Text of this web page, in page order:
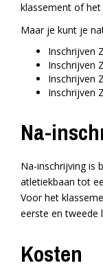
klassement of
Maar je kunt je
Inschrijven
Inschrijven
Inschrijven
Inschrijven
Na-
Na-inschrijving is
atletiekbaan tot
Voor het
eerste en tweede
Kosten